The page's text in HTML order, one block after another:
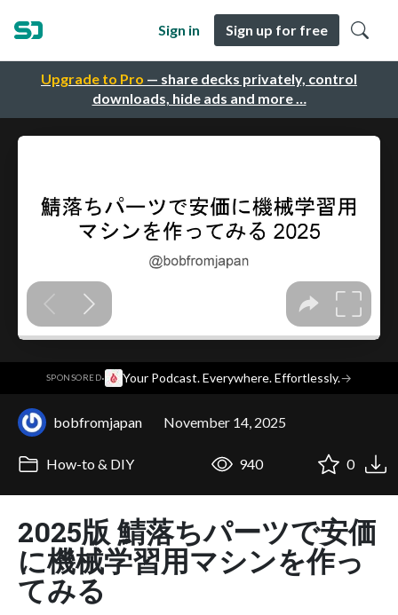
Upgrade to Pro — share decks privately, control
downloads, hide ads and more …
Sign in Sign up for free
SPONSORED· Your Podcast. Everywhere. Effortlessly.→
bobfromjapan November 14, 2025
How-to & DIY 940 0
2025版 鯖落ちパーツで安価
に機械学習用マシンを作っ
てみる